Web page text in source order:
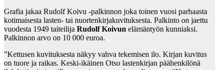
Grafia jakaa Rudolf Koivu -palkinnon joka toinen vuosi parhaasta
kotimaisesta lasten- tai nuortenkirjakuvituksesta. Palkinto on jaettu
vuodesta 1949 taiteilija Rudolf Koivun elämäntyön kunniaksi.
Palkinnon arvo on 10 000 euroa.
”Kettusen kuvituksesta näkyy vahva tekemisen ilo. Kirjan kuvitus
on tuore ja raikas. Keski-ikäinen Otso lastenkirjan päähenkilönä